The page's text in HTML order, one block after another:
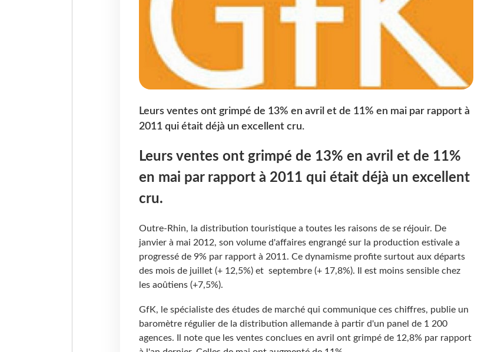
Leurs ventes ont grimpé de 13% en avril et de 11% en mai par rapport à
2011 qui était déjà un excellent cru.
Leurs ventes ont grimpé de 13% en avril et de 11%
en mai par rapport à 2011 qui était déjà un excellent
cru.
Outre-Rhin, la distribution touristique a toutes les raisons de se réjouir. De
janvier à mai 2012, son volume d'affaires engrangé sur la production estivale a
progressé de 9% par rapport à 2011. Ce dynamisme profite surtout aux départs
des mois de juillet (+ 12,5%) et septembre (+ 17,8%). Il est moins sensible chez
les aoûtiens (+7,5%).
GfK, le spécialiste des études de marché qui communique ces chiffres, publie un
baromètre régulier de la distribution allemande à partir d'un panel de 1 200
agences. Il note que les ventes conclues en avril ont grimpé de 12,8% par rapport